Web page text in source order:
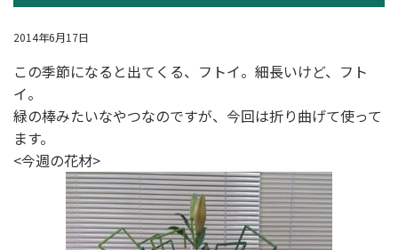
2014年6月17日
この季節になると出てくる、フトイ。細長いけど、フト
イ。
緑の棒みたいなやつなのですが、今回は折り曲げて使って
ます。
<今週の花材>